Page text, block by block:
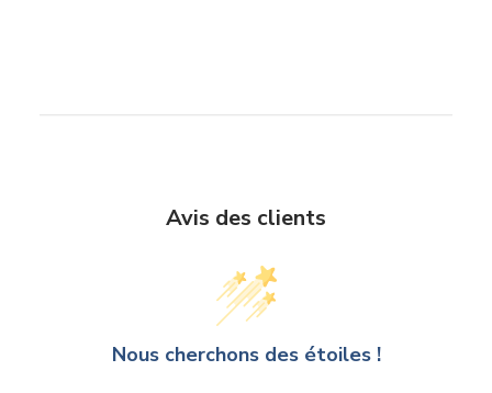
Avis des clients
Nous cherchons des étoiles !